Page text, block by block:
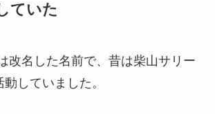
ていた
改名した名前で、昔は柴山サリー
していました。